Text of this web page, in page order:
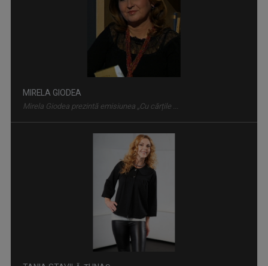
Bilunar, luni, ora 13.05 (alternativ cu ...
Mirela Giodea prezintă emisiunea „Cu cărțile ...